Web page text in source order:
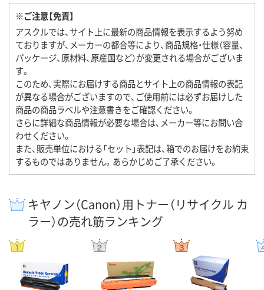
※ご注意【免責】
アスクルでは、サイト上に最新の商品情報を表示するよう努め
ておりますが、メーカーの都合等により、商品規格・仕様（容量、
パッケージ、原材料、原産国など）が変更される場合がございま
す。
このため、実際にお届けする商品とサイト上の商品情報の表記
が異なる場合がございますので、ご使用前には必ずお届けした
商品の商品ラベルや注意書きをご確認ください。
さらに詳細な商品情報が必要な場合は、メーカー等にお問い合
わせください。
また、販売単位における「セット」表記は、箱でのお届けをお約束
するものではありません。あらかじめご了承ください。
キヤノン（Canon）用トナー（リサイクル カ
ラー）の売れ筋ランキング